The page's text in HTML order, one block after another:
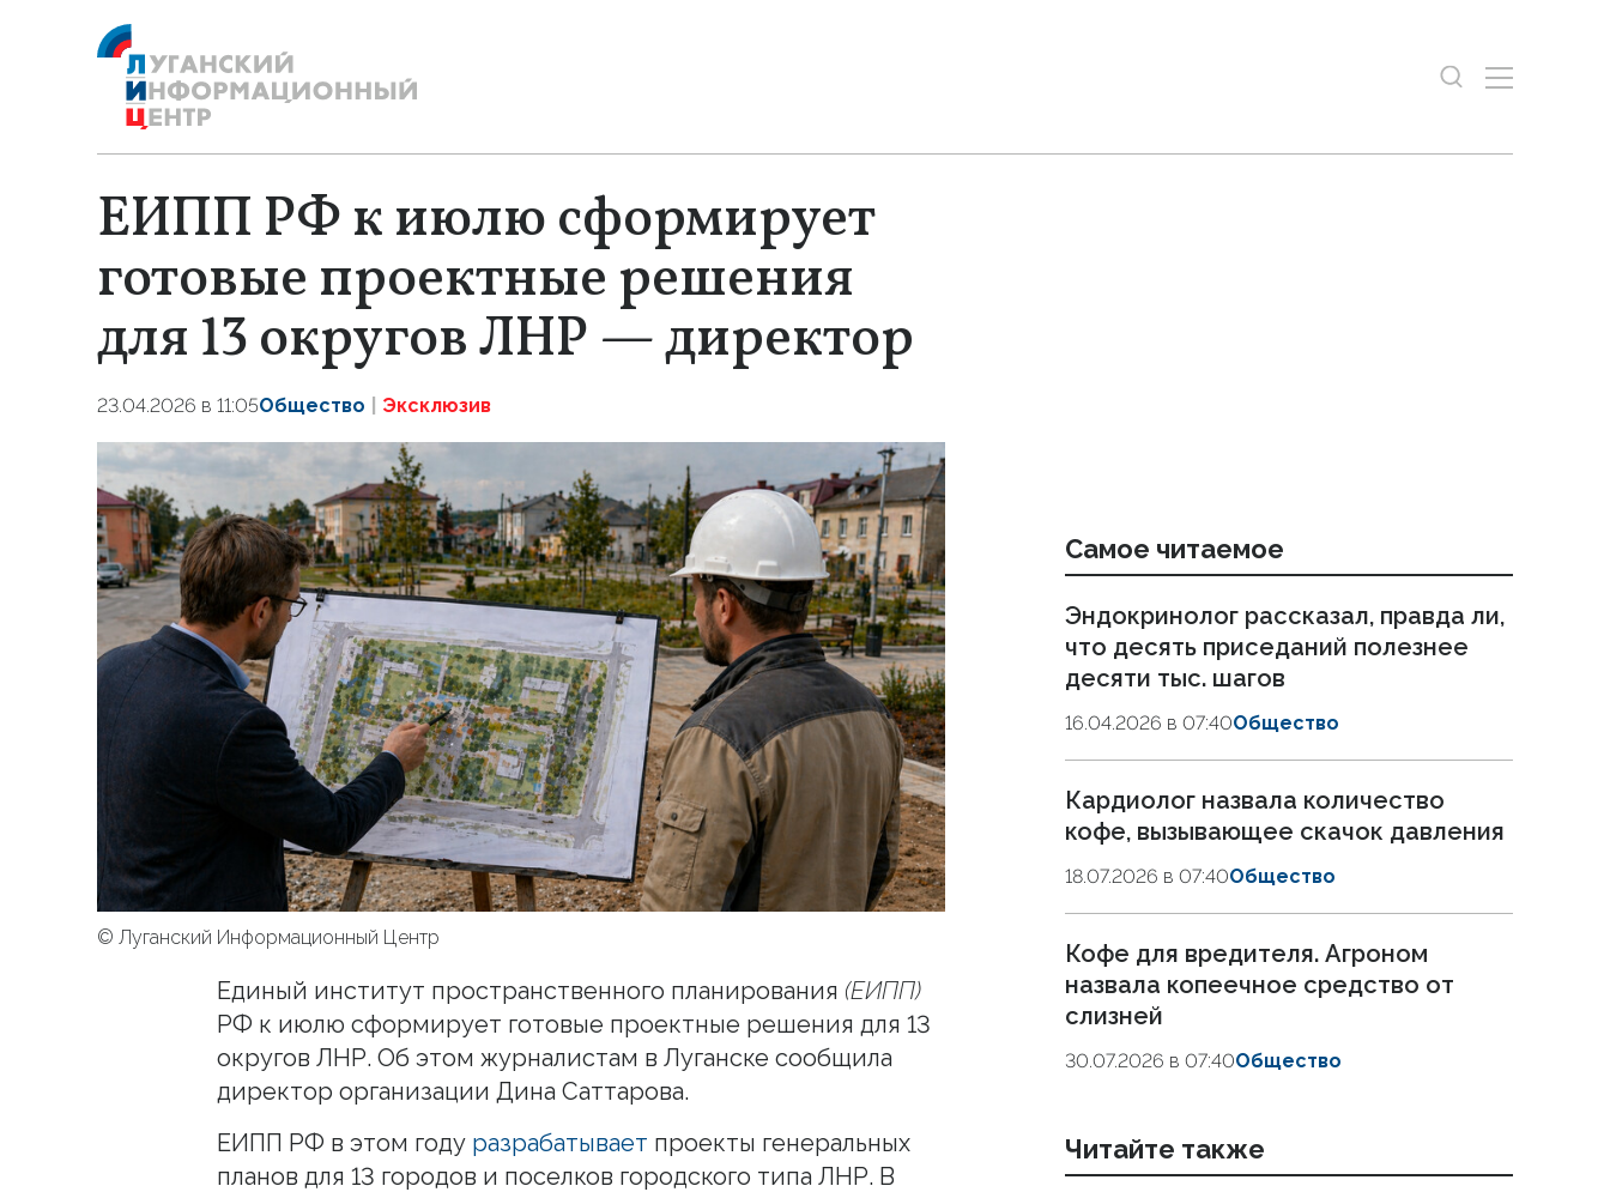
ЕИПП РФ к июлю сформирует
готовые проектные решения
для 13 округов ЛНР — директор
23.04.2026 в 11:05Общество Эксклюзив
© Луганский Информационный Центр
Единый институт пространственного планирования (ЕИПП)
РФ к июлю сформирует готовые проектные решения для 13
округов ЛНР. Об этом журналистам в Луганске сообщила
директор организации Дина Саттарова.
ЕИПП РФ в этом году разрабатывает проекты генеральных
планов для 13 городов и поселков городского типа ЛНР. В
Самое читаемое
Эндокринолог рассказал, правда ли,
что десять приседаний полезнее
десяти тыс. шагов
16.04.2026 в 07:40Общество
Кардиолог назвала количество
кофе, вызывающее скачок давления
18.07.2026 в 07:40Общество
Кофе для вредителя. Агроном
назвала копеечное средство от
слизней
30.07.2026 в 07:40Общество
Читайте также